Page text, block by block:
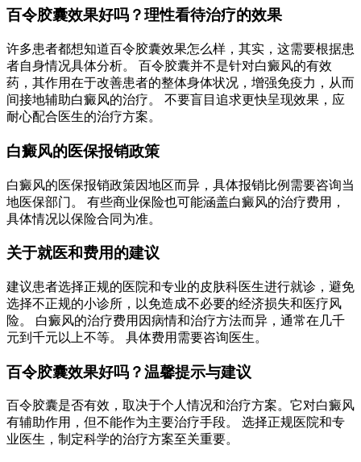
百令胶囊效果好吗？理性看待治疗的效果
许多患者都想知道百令胶囊效果怎么样，其实，这需要根据患
者自身情况具体分析。 百令胶囊并不是针对白癜风的有效
药，其作用在于改善患者的整体身体状况，增强免疫力，从而
间接地辅助白癜风的治疗。 不要盲目追求更快呈现效果，应
耐心配合医生的治疗方案。
白癜风的医保报销政策
白癜风的医保报销政策因地区而异，具体报销比例需要咨询当
地医保部门。 有些商业保险也可能涵盖白癜风的治疗费用，
具体情况以保险合同为准。
关于就医和费用的建议
建议患者选择正规的医院和专业的皮肤科医生进行就诊，避免
选择不正规的小诊所，以免造成不必要的经济损失和医疗风
险。 白癜风的治疗费用因病情和治疗方法而异，通常在几千
元到千元以上不等。 具体费用需要咨询医生。
百令胶囊效果好吗？温馨提示与建议
百令胶囊是否有效，取决于个人情况和治疗方案。它对白癜风
有辅助作用，但不能作为主要治疗手段。 选择正规医院和专
业医生，制定科学的治疗方案至关重要。